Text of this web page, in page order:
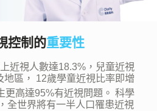
控制的重要性
近視人數達18.3%，兒童近視
地區， 12歲學童近視比率即增
更高達95%有近視問題。 科學
全世界將有一半人口罹患近視